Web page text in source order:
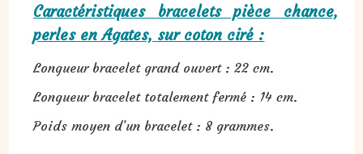
Caractéristiques bracelets pièce chance,
perles en Agates, sur coton ciré :
Longueur bracelet grand ouvert : 22 cm.
Longueur bracelet totalement fermé : 14 cm.
Poids moyen d’un bracelet : 8 grammes.